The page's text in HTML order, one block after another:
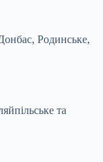
Родинське,
та